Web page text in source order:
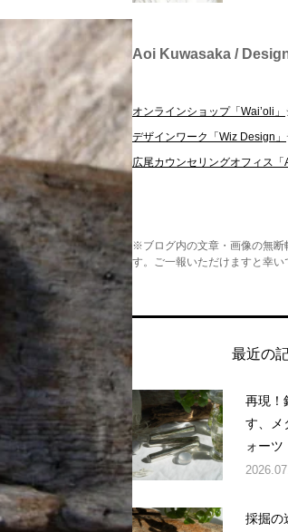
Aoi Kuwasaka /
オンラインショップ「Wai’oli」
デザインワーク「Wiz Design」
広尾カウンセリングオフィス「
※ブログ内の文章・画像の無断
す。ご一報いただけますと幸い
最近の
再現！
す、メ
ォーツ
採掘の